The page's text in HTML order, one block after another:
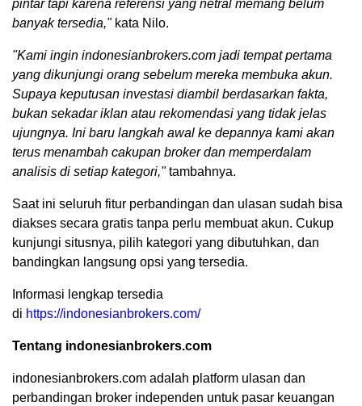
pintar tapi karena referensi yang netral memang belum
banyak tersedia,"kata Nilo.
"Kami ingin indonesianbrokers.com jadi tempat pertama
yang dikunjungi orang sebelum mereka membuka akun.
Supaya keputusan investasi diambil berdasarkan fakta,
bukan sekadar iklan atau rekomendasi yang tidak jelas
ujungnya. Ini baru langkah awal ke depannya kami akan
terus menambah cakupan broker dan memperdalam
analisis di setiap kategori,"tambahnya.
Saat ini seluruh fitur perbandingan dan ulasan sudah bisa
diakses secara gratis tanpa perlu membuat akun. Cukup
kunjungi situsnya, pilih kategori yang dibutuhkan, dan
bandingkan langsung opsi yang tersedia.
Informasi lengkap tersedia
di https://indonesianbrokers.com/
Tentang indonesianbrokers.com
indonesianbrokers.com adalah platform ulasan dan
perbandingan broker independen untuk pasar keuangan